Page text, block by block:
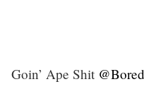
Goin’ Ape Shit